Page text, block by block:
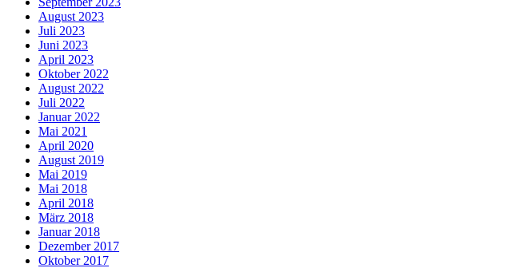
August 2023
Juli 2023
Juni 2023
April 2023
Oktober 2022
August 2022
Juli 2022
Januar 2022
Mai 2021
April 2020
August 2019
Mai 2019
Mai 2018
April 2018
März 2018
Januar 2018
Dezember 2017
Oktober 2017